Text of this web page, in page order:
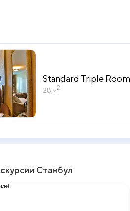
как Египетский базар и Дворец
Standard Triple Room
28 м2
Стамбул